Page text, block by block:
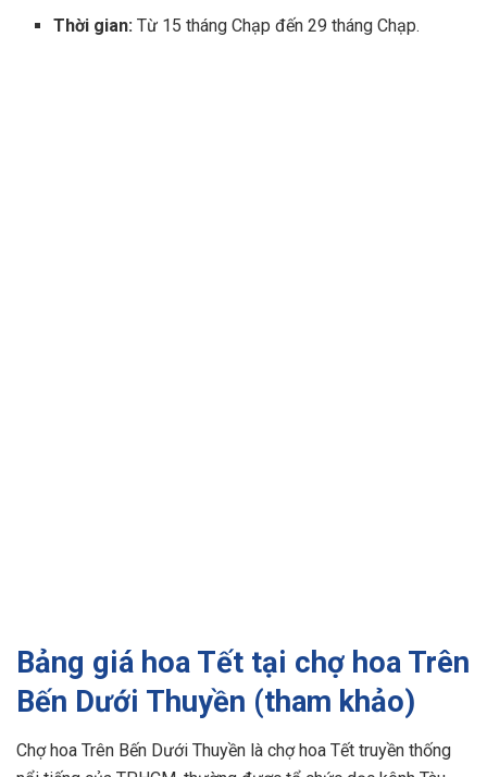
Thời gian: Từ 15 tháng Chạp đến 29 tháng Chạp.
Bảng giá hoa Tết tại chợ hoa Trên
Bến Dưới Thuyền (tham khảo)
Chợ hoa Trên Bến Dưới Thuyền là chợ hoa Tết truyền thống